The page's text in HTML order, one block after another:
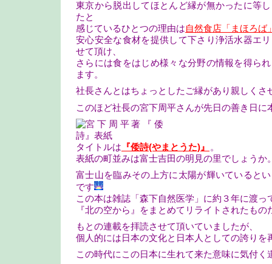
東京から脱出してほとんど縁が無かったに等
たと
感じているひとつの理由は自然食店「まほろば
安心安全な食材を提供して下さり浄活水器エ
せて頂け、
さらには食をはじめ様々な分野の情報を得ら
ます。
社長さんとはちょっとしたご縁があり親しくさ
このほど社長の宮下周平さんが先日の善き日に
タイトルは 『倭詩(やまとうた)』
。
表紙の町並みは富士吉田の明見の里でしょうか
富士山を臨みその上方に太陽が輝いていると
です
この本は雑誌「森下自然医学」に約３年に渡っ
『北の空から』をまとめてリライトされたもの
もとの連載を拝読させて頂いていましたが、
個人的には日本の文化と日本人としての誇りを
この時代にこの日本に生れて来た意味に気付く